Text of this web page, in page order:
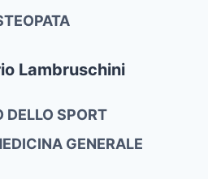
Lambruschini
DELLO SPORT
GENERALE